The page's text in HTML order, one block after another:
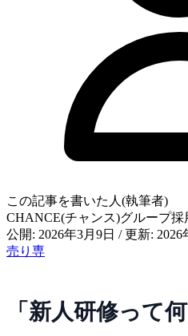
この記事を書いた人(執筆者)
CHANCE(チャンス)グループ採
公開: 2026年3月9日 / 更新: 2026
売り専
「新人研修って